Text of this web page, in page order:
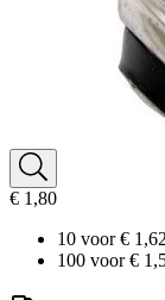
€ 1,80
10 voor€ 1,62
100 voor€